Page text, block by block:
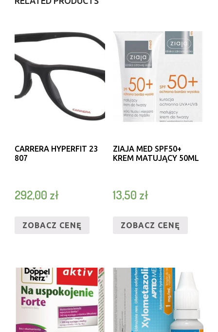
CARRERA HYPERFIT 23
807
292,00 zł
ZOBACZ CENĘ
ZIAJA MED SPF50+
KREM MATUJĄCY 50ML
13,50 zł
ZOBACZ CENĘ